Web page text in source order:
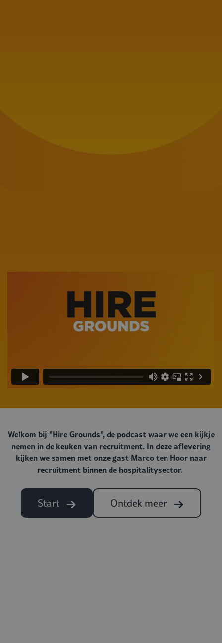
Welkom bij "Hire Grounds", de podcast waar we een kijkje
nemen in de keuken van recruitment. In deze aflevering
kijken we samen met onze gast Marco ten Hoor naar
recruitment binnen de hospitalitysector.
Start Ontdek meer